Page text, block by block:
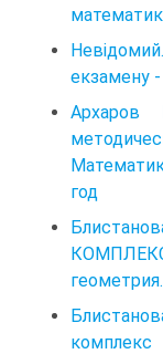
екзамену
Архаров
год